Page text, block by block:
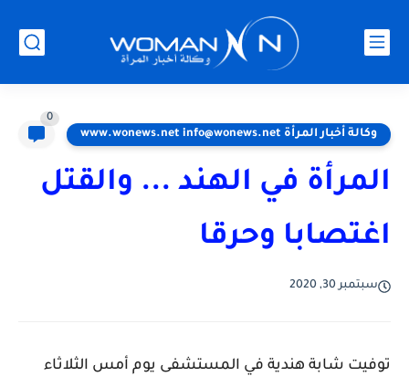
وكالة أخبار المرأة www.wonews.net info@wonews.net
0
المرأة في الهند ... والقتل
اغتصابا وحرقا
سبتمبر 30, 2020
توفيت شابة هندية في المستشفى يوم أمس الثلاثاء